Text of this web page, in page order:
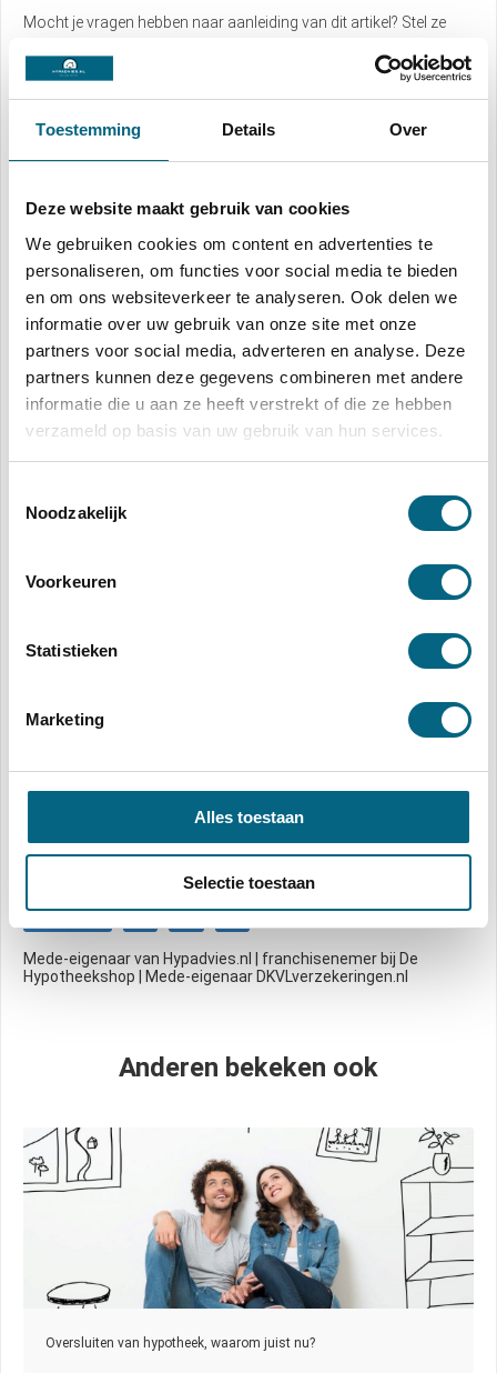
Toestemming Details Over
Deze website maakt gebruik van cookies
We gebruiken cookies om content en advertenties te
personaliseren, om functies voor social media te bieden
en om ons websiteverkeer te analyseren. Ook delen we
informatie over uw gebruik van onze site met onze
partners voor social media, adverteren en analyse. Deze
partners kunnen deze gegevens combineren met andere
informatie die u aan ze heeft verstrekt of die ze hebben
verzameld op basis van uw gebruik van hun services.
Noodzakelijk
Voorkeuren
Statistieken
Marketing
Alles toestaan
Selectie toestaan
Mocht je vragen hebben naar aanleiding van dit artikel? Stel ze
Naam *
Telefoon
Opmerking *
Patrick van Laarhoven
Website
Mede-eigenaar van Hypadvies.nl | franchisenemer bij De
Hypotheekshop | Mede-eigenaar DKVLverzekeringen.nl
Anderen bekeken ook
Oversluiten van hypotheek, waarom juist nu?